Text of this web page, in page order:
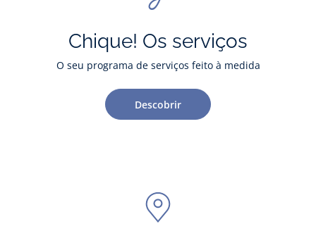
Chique! Os serviços
O seu programa de serviços feito à medida
Descobrir